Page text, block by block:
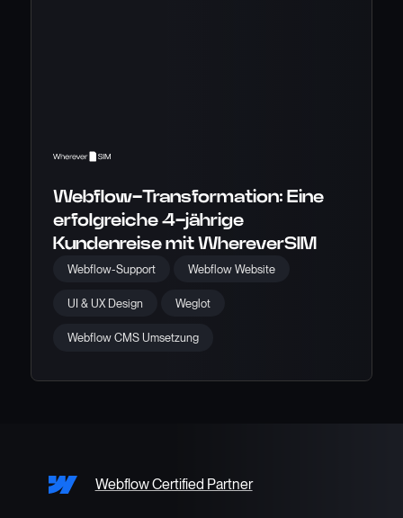
Webflow-Transformation: Eine
erfolgreiche 4-jährige
Kundenreise mit WhereverSIM
Webflow-Support Webflow Website
UI & UX Design Weglot
Webflow CMS Umsetzung
Webflow Certified Partner